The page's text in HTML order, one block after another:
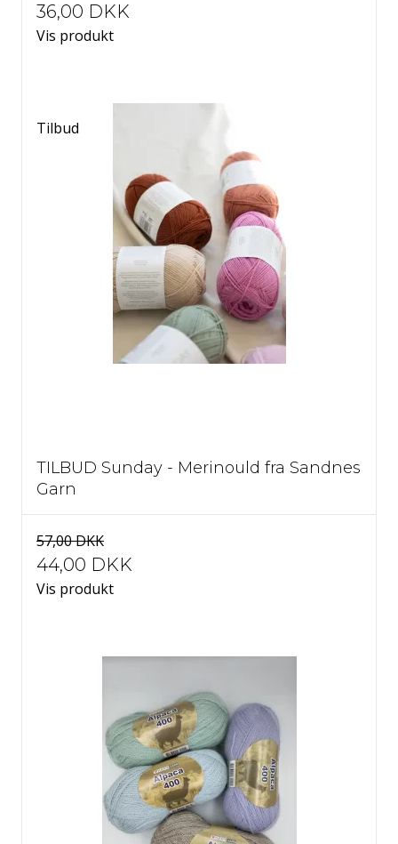
36,00 DKK
Vis produkt
Tilbud
TILBUD Sunday - Merinould fra Sandnes
Garn
57,00 DKK
44,00 DKK
Vis produkt